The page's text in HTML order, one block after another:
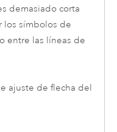
demasiado corta
los símbolos de
entre las líneas de
ajuste de flecha del